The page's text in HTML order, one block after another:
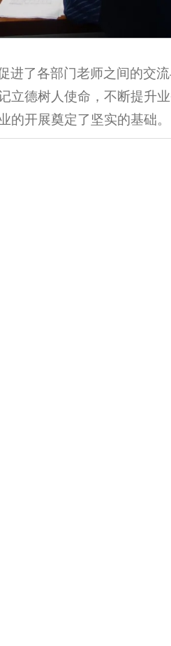
进了各部门老师之间的交
立德树人使命，不断提升
的开展奠定了坚实的基础。